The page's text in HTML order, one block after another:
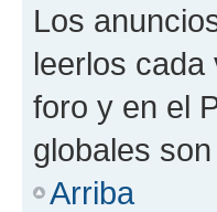
Los
leerlos
foro y en el
globales
Arriba